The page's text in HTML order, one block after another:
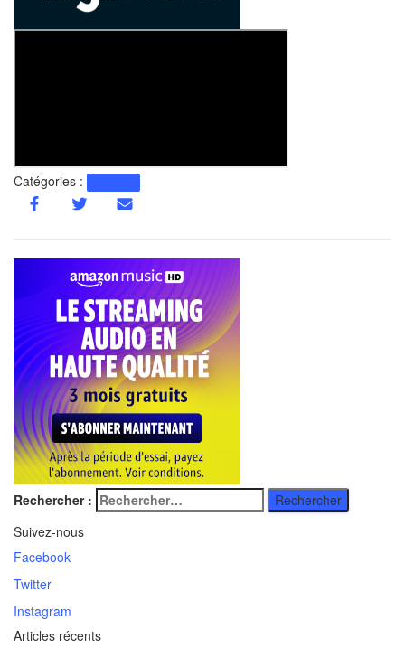
Catégories :
Rechercher :
Suivez-nous
Facebook
Twitter
Instagram
Articles récents